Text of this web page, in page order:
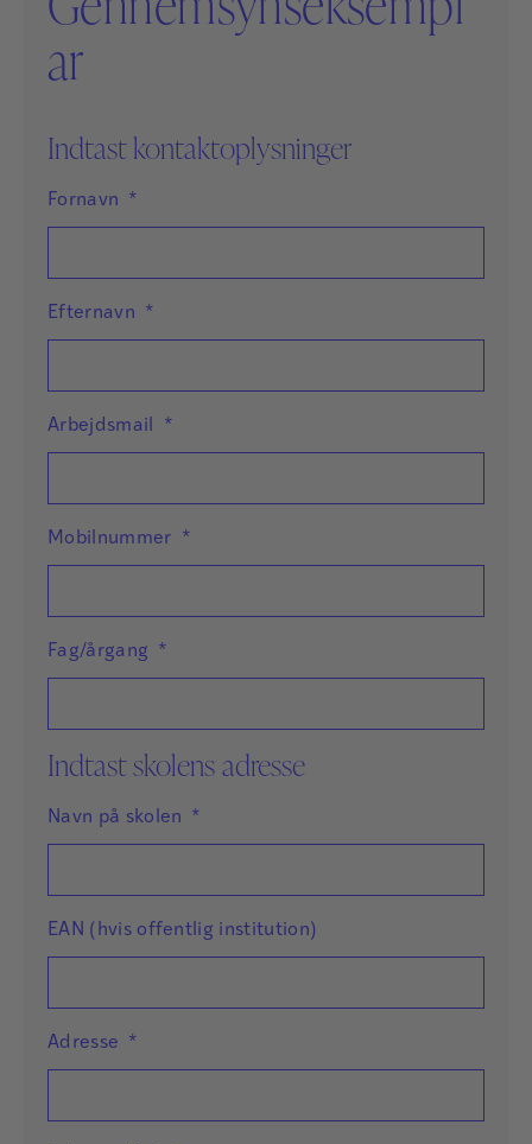
ar
Indtast kontaktoplysninger
Fornavn *
Efternavn *
Arbejdsmail *
Mobilnummer *
Fag/årgang *
Indtast skolens adresse
Navn på skolen *
EAN (hvis offentlig institution)
Adresse *